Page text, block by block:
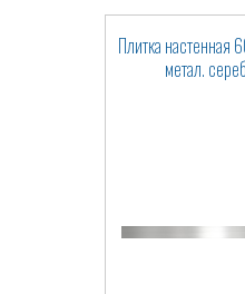
Плитка настенная
метал.